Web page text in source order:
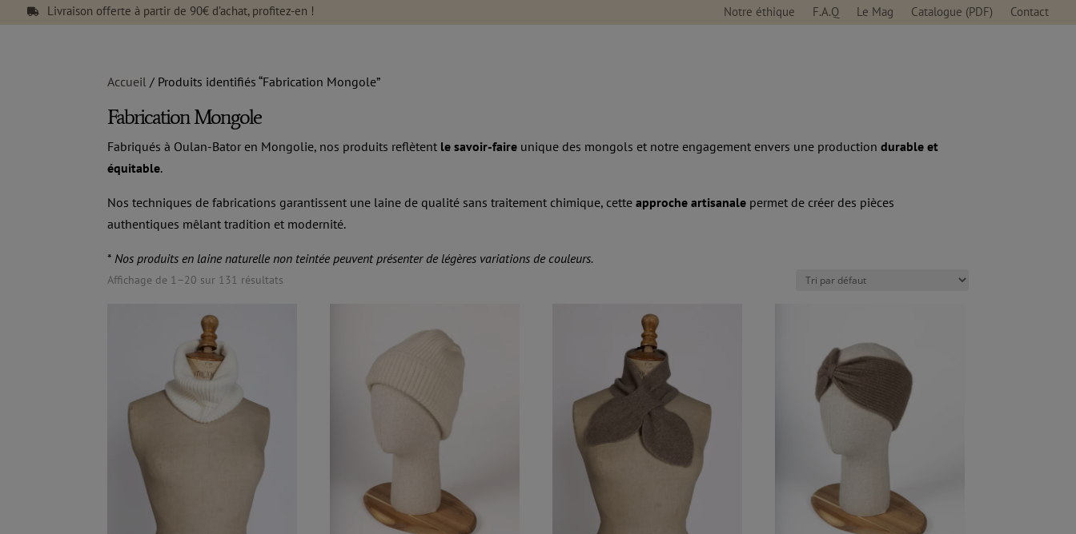
 Livraison offerte à partir de 90€ d’achat, profitez-en ! Notre éthique F.A.Q Le Mag Catalogue (PDF) Contact
Accueil / Produits identifiés “Fabrication Mongole”
Fabrication Mongole
Fabriqués à Oulan-Bator en Mongolie, nos produits reflètent le savoir-faire unique des mongols et notre engagement envers une productiondurable et
équitable.
Nos techniques de fabrications garantissent une laine de qualité sans traitement chimique, cetteapproche artisanale permet de créer des pièces
authentiques mêlant tradition et modernité.
*Nos produits en laine naturelle non teintée peuvent présenter de légères variations de couleurs.
Affichage de 1–20 sur 131 résultats